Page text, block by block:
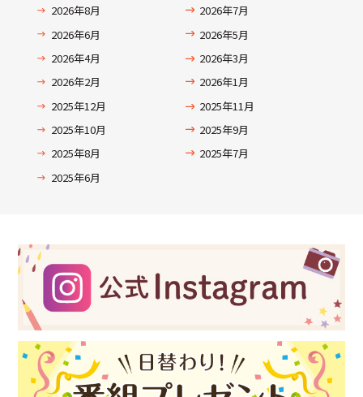
2026年8月
2026年7月
2026年6月
2026年5月
2026年4月
2026年3月
2026年2月
2026年1月
2025年12月
2025年11月
2025年10月
2025年9月
2025年8月
2025年7月
2025年6月